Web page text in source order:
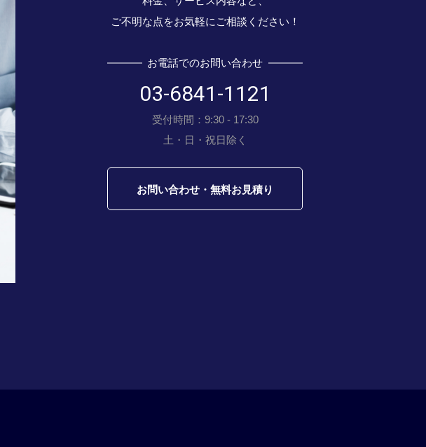
ご不明な点をお気軽にご相談ください！
お電話でのお問い合わせ
03-6841-1121
受付時間：9:30 - 17:30
土・日・祝日除く
お問い合わせ・無料お見積り